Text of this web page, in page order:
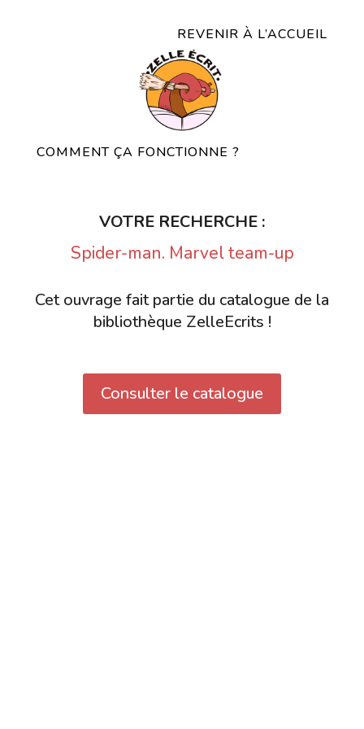
REVENIR À L’ACCUEIL
COMMENT ÇA FONCTIONNE ?
VOTRE RECHERCHE :
Spider-man. Marvel team-up
Cet ouvrage fait partie du catalogue de la
bibliothèque ZelleEcrits !
Consulter le catalogue